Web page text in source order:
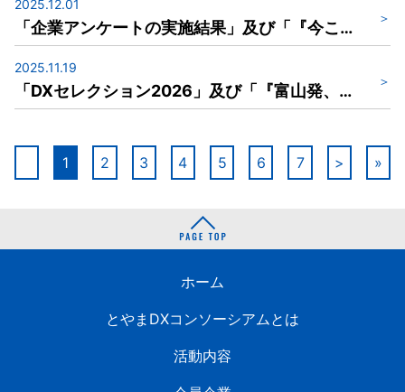
2025.12.01
「企業アンケートの実施結果」及び「『今こそはじめる』健康経営推進セミナー」のご案内 【ニュースレター（令和７年12月１日発行）】
2025.11.19
「DXセレクション2026」及び「『富山発、次代を切り拓く先端DXを紹介！』DX教育研究センターオープンハウス」のご案内 【ニュースレター（令和７年11月19日発行）】
1 2 3 4 5 6 7 > »
ホーム
とやまDXコンソーシアムとは
活動内容